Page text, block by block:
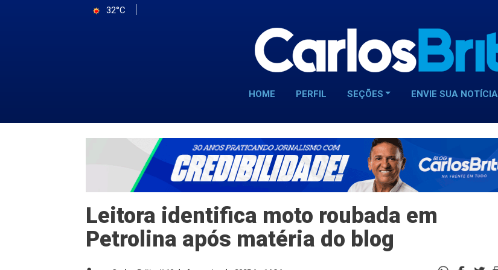
32°C
HOME PERFIL SEÇÕES ENVIE SUA NOTÍCIA
Leitora identifica moto roubada em
Petrolina após matéria do blog